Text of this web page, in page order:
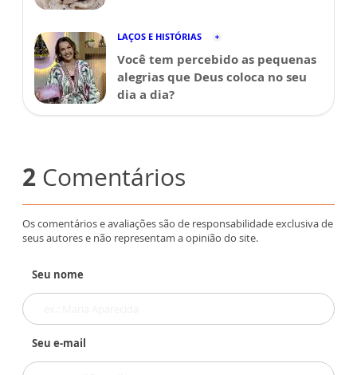
LAÇOS E HISTÓRIAS
Você tem percebido as pequenas
alegrias que Deus coloca no seu
dia a dia?
2 Comentários
Os comentários e avaliações são de responsabilidade exclusiva de
seus autores e não representam a opinião do site.
Seu nome
Seu e-mail